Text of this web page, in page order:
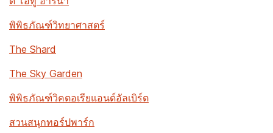
พิพิธภัณฑ์วิทยาศาสตร์
The Shard
The Sky Garden
พิพิธภัณฑ์วิคตอเรียแอนด์อัลเบิร์ต
สวนสนุกทอร์ปพาร์ก